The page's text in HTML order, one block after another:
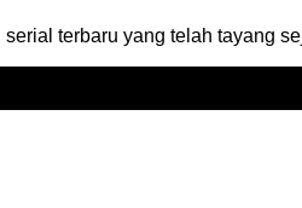
terbaru yang telah tayang